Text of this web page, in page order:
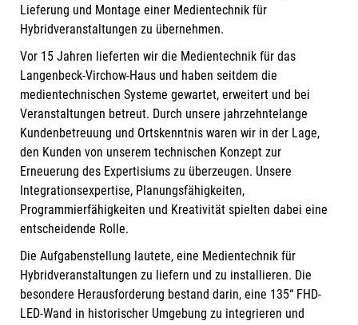
Lieferung und Montage einer Medientechnik für
Hybridveranstaltungen zu übernehmen.
Vor 15 Jahren lieferten wir die Medientechnik für das
Langenbeck-Virchow-Haus und haben seitdem die
medientechnischen Systeme gewartet, erweitert und bei
Veranstaltungen betreut. Durch unsere jahrzehntelange
Kundenbetreuung und Ortskenntnis waren wir in der Lage,
den Kunden von unserem technischen Konzept zur
Erneuerung des Expertisiums zu überzeugen. Unsere
Integrationsexpertise, Planungsfähigkeiten,
Programmierfähigkeiten und Kreativität spielten dabei eine
entscheidende Rolle.
Die Aufgabenstellung lautete, eine Medientechnik für
Hybridveranstaltungen zu liefern und zu installieren. Die
besondere Herausforderung bestand darin, eine 135“ FHD-
LED-Wand in historischer Umgebung zu integrieren und